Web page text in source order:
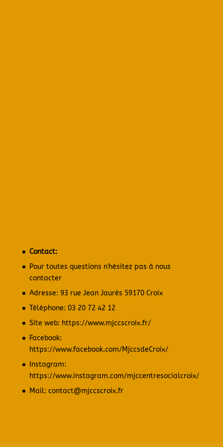
Contact:
Pour toutes questions n'hésitez pas à nous
contacter
Adresse: 93 rue Jean Jaurès 59170 Croix
Téléphone: 03 20 72 42 12
Site web: https://www.mjccscroix.fr/
Facebook:
https://www.facebook.com/MjccsdeCroix/
Instagram:
https://www.instagram.com/mjccentresocialcroix/
Mail: contact@mjccscroix.fr